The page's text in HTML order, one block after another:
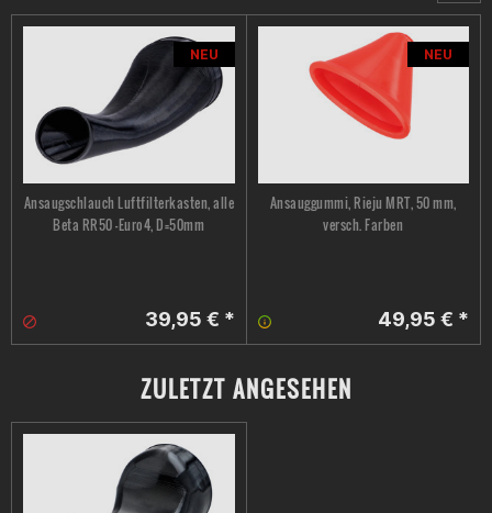
NEU
Ansaugschlauch Luftfilterkasten, alle
Beta RR50 -Euro4, D=50mm
39,95 € *
NEU
Ansauggummi, Rieju MRT, 50 mm,
versch. Farben
49,95 € *
ZULETZT ANGESEHEN